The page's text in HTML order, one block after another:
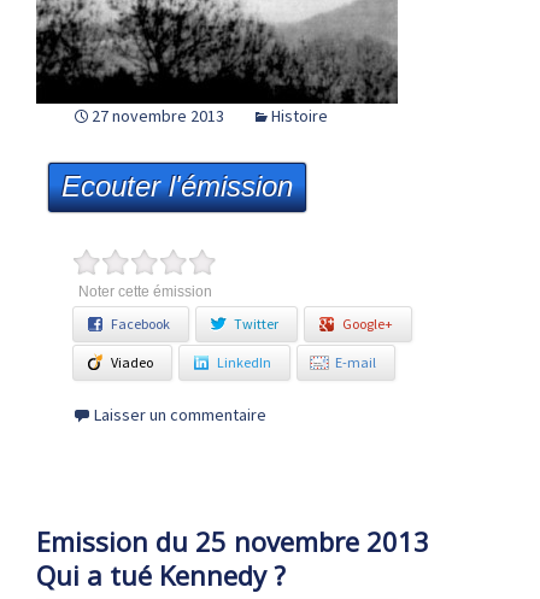
27 novembre 2013 Histoire
Ecouter l'émission
Noter cette émission
Facebook Twitter Google+
Viadeo LinkedIn E-mail
Laisser un commentaire
Emission du 25 novembre 2013
Qui a tué Kennedy ?